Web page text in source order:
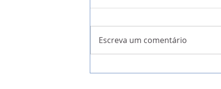
Escreva um comentário